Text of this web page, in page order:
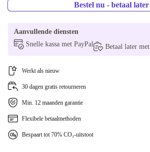
Bestel nu - betaal later
Aanvullende diensten
Snelle kassa met PayPal
Betaal later met
Werkt als nieuw
30 dagen gratis retourneren
Min. 12 maanden garantie
Flexibele betaalmethoden
Bespaart tot 70% CO₂-uitstoot